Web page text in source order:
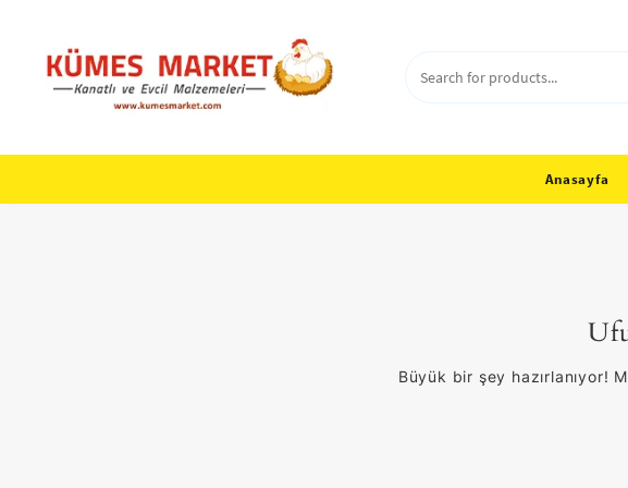
content
Anasayfa
Büyük bir şey hazırlanıyor!